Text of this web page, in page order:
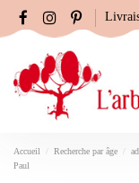
Accueil Recherche par âge
Paul